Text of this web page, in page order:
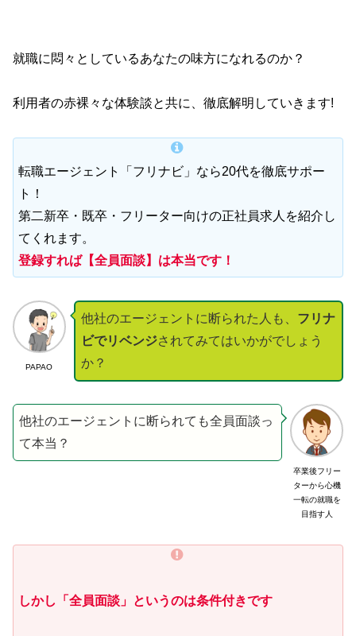
就職に悶々としているあなたの味方になれるのか？
利用者の赤裸々な体験談と共に、徹底解明していきます!
転職エージェント「フリナビ」なら20代を徹底サポー
ト！
第二新卒・既卒・フリーター向けの正社員求人を紹介し
てくれます。
登録すれば【全員面談】は本当です！
PAPAO
他社のエージェントに断られた人も、 フリナ
ビでリベンジされてみてはいかがでしょう
か？
卒業後フリー
ターから心機
一転の就職を
目指す人
他社のエージェントに断られても全員面談っ
て本当？
しかし「全員面談」というのは条件付きです